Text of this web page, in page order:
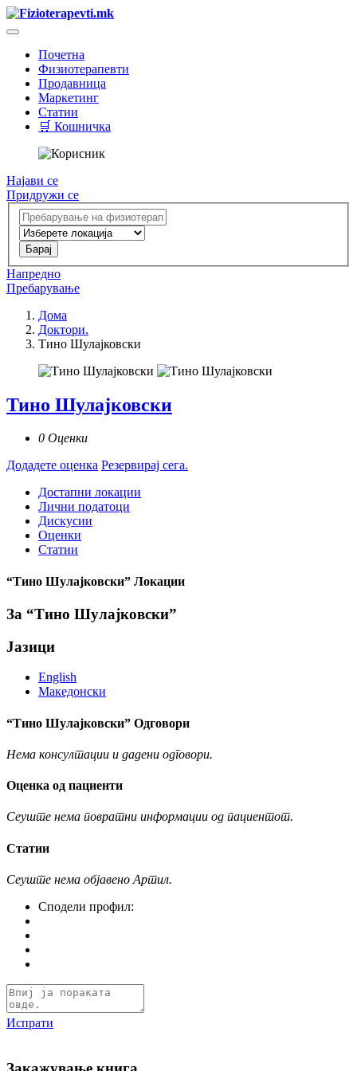
Почетна
Физиотерапевти
Продавница
Маркетинг
Статии
🛒 Кошничка
Најави се
Придружи се
Напредно
Пребарување
Дома
Доктори.
Тино Шулајковски
Тино Шулајковски
0 Оценки
Додадете оценка Резервирај сега.
Достапни локации
Лични податоци
Дискусии
Оценки
Статии
“Тино Шулајковски” Локации
За “Тино Шулајковски”
Јазици
English
Македонски
“Тино Шулајковски” Одговори
Нема консултации и дадени одговори.
Оценка од пациенти
Сеуште нема повратни информации од пациентот.
Статии
Сеуште нема објавено Артил.
Сподели профил:
Испрати